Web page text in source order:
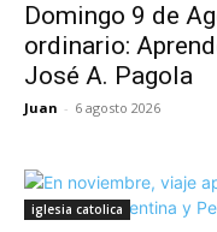
Domingo 9 de
ordinario:
José A. Pagola
Juan - 6 agosto 2026
iglesia catolica